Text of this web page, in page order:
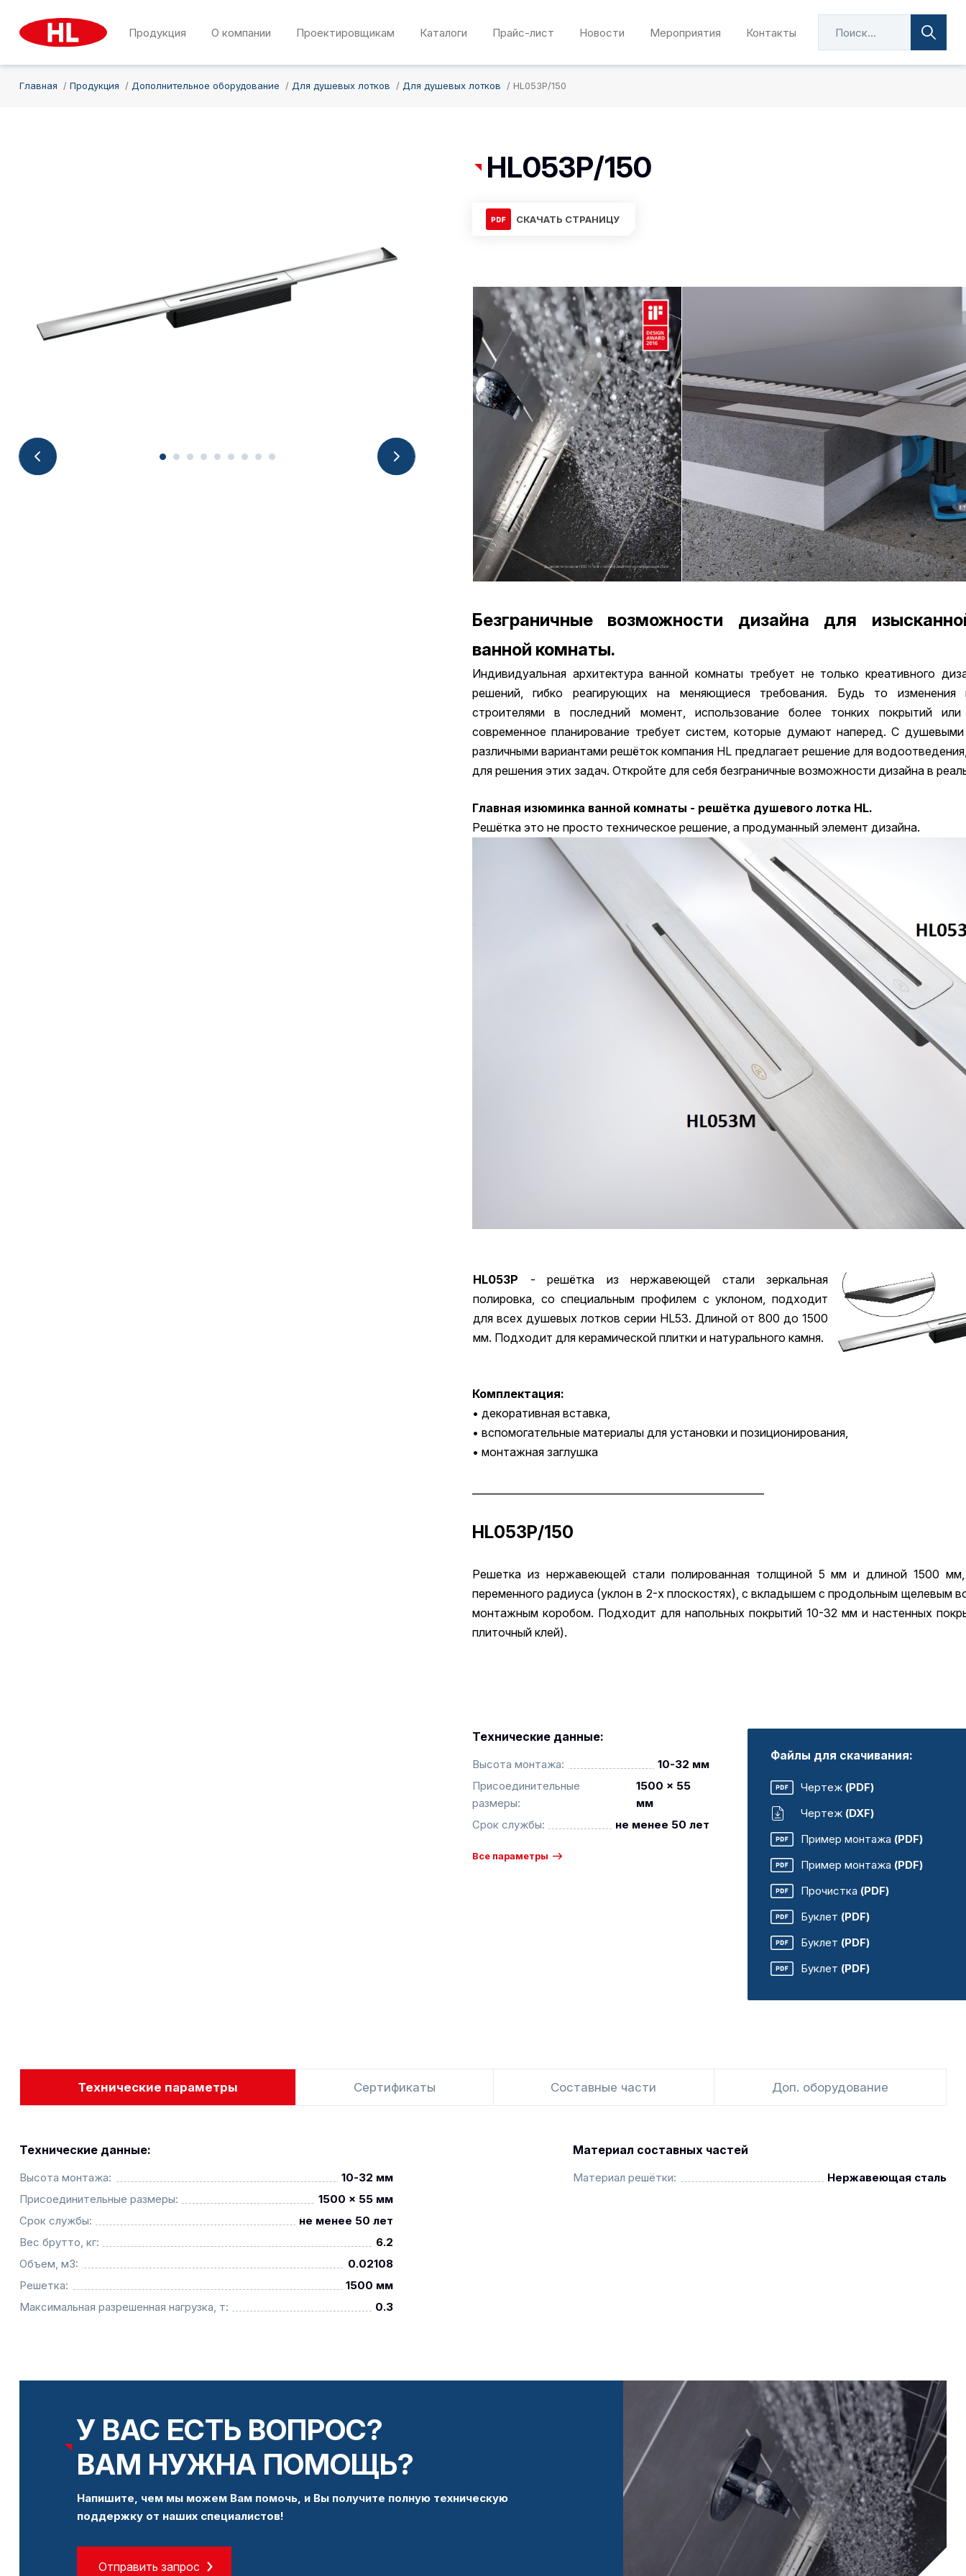
Продукция О компании Проектировщикам Каталоги Прайс-лист Новости Мероприятия Контакты
Главная Продукция Дополнительное оборудование Для душевых лотков Для душевых лотков HL053P/150
HL053P/150
СКАЧАТЬ СТРАНИЦУ
Безграничные возможности дизайна для
ванной комнаты.
Индивидуальная архитектура ванной комнаты требует не только креативного
решений, гибко реагирующих на меняющиеся требования. Будь то изменения
строителями в последний момент, использование более тонких покрытий
современное планирование требует систем, которые думают наперед. С
различными вариантами решёток компания HL предлагает решение для
для решения этих задач. Откройте для себя безграничные возможности дизайна в
Главная изюминка ванной комнаты - решётка душевого лотка HL.
Решётка это не просто техническое решение, а продуманный элемент дизайна.
HL053P - решётка из нержавеющей стали зеркальная
полировка, со специальным профилем с уклоном, подходит
для всех душевых лотков серии HL53. Длиной от 800 до 1500
мм. Подходит для керамической плитки и натурального камня.
Комплектация:
• декоративная вставка,
• вспомогательные материалы для установки и позиционирования,
• монтажная заглушка
HL053P/150
Решетка из нержавеющей стали полированная толщиной 5 мм и длиной 1500
переменного радиуса (уклон в 2-х плоскостях), с вкладышем с продольным щелевым
монтажным коробом. Подходит для напольных покрытий 10-32 мм и настенных
плиточный клей).
Технические данные:
Высота монтажа:
10-32 мм
Присоединительные
размеры:
1500 x 55
мм
Срок службы:
не менее 50 лет
Все параметры
Файлы для скачивания:
Чертеж (PDF)
Чертеж (DXF)
Пример монтажа (PDF)
Пример монтажа (PDF)
Прочистка (PDF)
Буклет (PDF)
Буклет (PDF)
Буклет (PDF)
Технические параметры Сертификаты Составные части Доп. оборудование
Технические данные:
Высота монтажа:
10-32 мм
Присоединительные размеры:
1500 x 55 мм
Срок службы:
не менее 50 лет
Вес брутто, кг:
6.2
Объем, м3:
0.02108
Решетка:
1500 мм
Максимальная разрешенная нагрузка, т:
0.3
Материал составных частей
Материал решётки: Нержавеющая сталь
У ВАС ЕСТЬ ВОПРОС?
ВАМ НУЖНА ПОМОЩЬ?
Напишите, чем мы можем Вам помочь, и Вы получите полную техническую
поддержку от наших специалистов!
Отправить запрос